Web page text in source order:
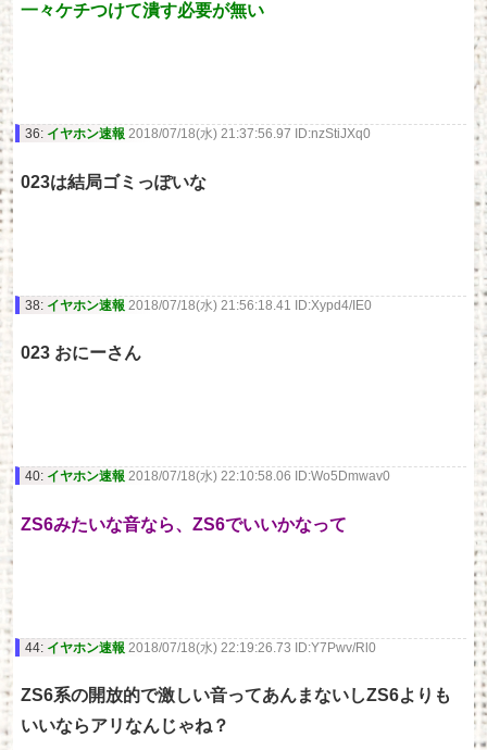
一々ケチつけて潰す必要が無い
36: イヤホン速報 2018/07/18(水) 21:37:56.97 ID:nzStiJXq0
023は結局ゴミっぽいな
38: イヤホン速報 2018/07/18(水) 21:56:18.41 ID:Xypd4/IE0
023 おにーさん
40: イヤホン速報 2018/07/18(水) 22:10:58.06 ID:Wo5Dmwav0
ZS6みたいな音なら、ZS6でいいかなって
44: イヤホン速報 2018/07/18(水) 22:19:26.73 ID:Y7Pwv/Rl0
ZS6系の開放的で激しい音ってあんまないしZS6よりも
いいならアリなんじゃね？